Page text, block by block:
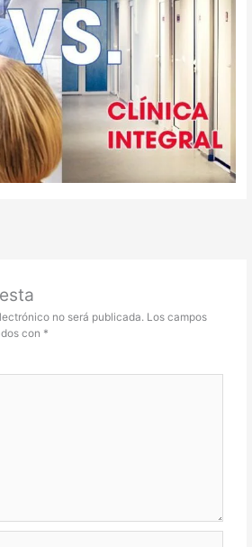
no será publicada. Los campos
con *